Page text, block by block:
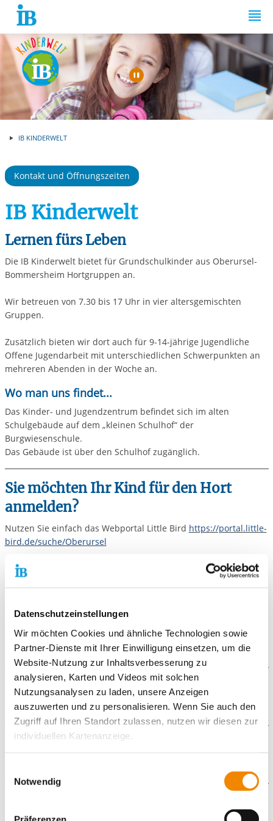
Datenschutzeinstellungen
Wir möchten Cookies und ähnliche Technologien sowie
Partner-Dienste mit Ihrer Einwilligung einsetzen, um die
Website-Nutzung zur Inhaltsverbesserung zu
analysieren, Karten und Videos mit solchen
Nutzungsanalysen zu laden, unsere Anzeigen
auszuwerten und zu personalisieren. Wenn Sie auch den
Zugriff auf Ihren Standort zulassen, nutzen wir diesen zur
individuellen Kartenanzeige.
unsere Partner Daten wie Ihre IP-Adresse und
verarbeiten diese zusammen mit Daten von anderen
Websites. Die Partner erkennen mitunter auch, wenn Sie
Notwendig
Springe zum Inhalt
Automatische
IB KINDERWELT
Kontakt und Öffnungszeiten
IB Kinderwelt
Lernen fürs Leben
Die IB Kinderwelt bietet für Grundschulkinder aus Oberursel-
Bommersheim Hortgruppen an.
Wir betreuen von 7.30 bis 17 Uhr in vier altersgemischten
Gruppen.
Zusätzlich bieten wir dort auch für 9-14-jährige Jugendliche
Offene Jugendarbeit mit unterschiedlichen Schwerpunkten an
mehreren Abenden in der Woche an.
Wo man uns findet...
Das Kinder- und Jugendzentrum befindet sich im alten
Schulgebäude auf dem „kleinen Schulhof“ der
Burgwiesenschule.
Das Gebäude ist über den Schulhof zugänglich.
Sie möchten Ihr Kind für den Hort
anmelden?
Nutzen Sie einfach das Webportal Little Bird https://portal.little-
bird.de/suche/Oberursel
Hortgruppen
Hortgruppen
Hort für Vorklässler
Downloads
VORMERKUNG_Hort.pdf